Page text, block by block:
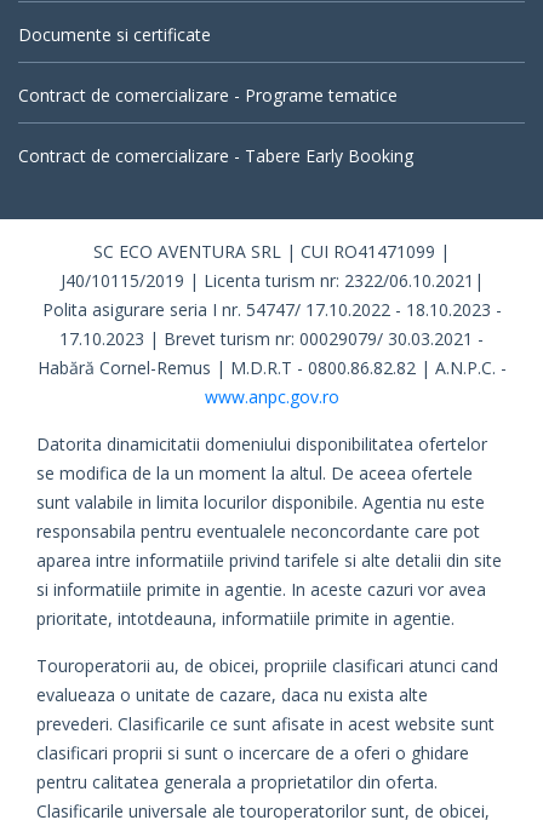
Documente si certificate
Contract de comercializare - Programe tematice
Contract de comercializare - Tabere Early Booking
SC ECO AVENTURA SRL | CUI RO41471099 |
J40/10115/2019 | Licenta turism nr: 2322/06.10.2021|
Polita asigurare seria I nr. 54747/ 17.10.2022 - 18.10.2023 -
17.10.2023 | Brevet turism nr: 00029079/ 30.03.2021 -
Habără Cornel-Remus | M.D.R.T - 0800.86.82.82 | A.N.P.C. -
www.anpc.gov.ro
Datorita dinamicitatii domeniului disponibilitatea ofertelor
se modifica de la un moment la altul. De aceea ofertele
sunt valabile in limita locurilor disponibile. Agentia nu este
responsabila pentru eventualele neconcordante care pot
aparea intre informatiile privind tarifele si alte detalii din site
si informatiile primite in agentie. In aceste cazuri vor avea
prioritate, intotdeauna, informatiile primite in agentie.
Touroperatorii au, de obicei, propriile clasificari atunci cand
evalueaza o unitate de cazare, daca nu exista alte
prevederi. Clasificarile ce sunt afisate in acest website sunt
clasificari proprii si sunt o incercare de a oferi o ghidare
pentru calitatea generala a proprietatilor din oferta.
Clasificarile universale ale touroperatorilor sunt, de obicei,